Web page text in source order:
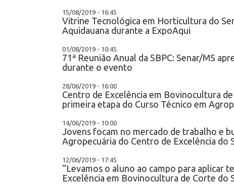
15/08/2019 - 16:45
Vitrine Tecnológica em Horticultura do
Aquidauana durante a ExpoAqui
01/08/2019 - 10:45
71ª Reunião Anual da SBPC: Senar/MS
durante o evento
28/06/2019 - 16:00
Centro de Excelência em Bovinocultura
primeira etapa do Curso Técnico em
14/06/2019 - 10:00
Jovens focam no mercado de trabalho e
Agropecuária do Centro de Excelência do
12/06/2019 - 17:45
“Levamos o aluno ao campo para aplicar
Excelência em Bovinocultura de Corte do